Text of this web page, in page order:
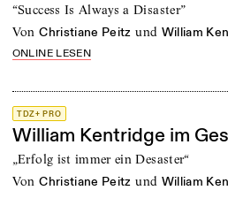
“Success Is Always a Disaster”
von Christiane Peitz und William
ONLINE LESEN
TDZ+ PRO
William Kentridge im
„Erfolg ist immer ein Desaster“
von Christiane Peitz und William